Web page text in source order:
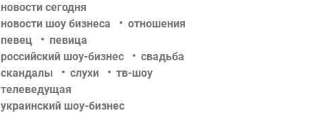
новости сегодня
новости шоу бизнеса
отношения
певец
певица
российский шоу-бизнес
свадьба
скандалы
слухи
тв-шоу
телеведущая
украинский шоу-бизнес